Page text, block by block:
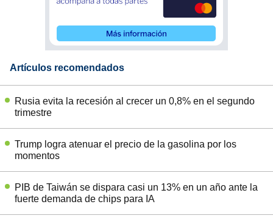
Artículos recomendados
Rusia evita la recesión al crecer un 0,8% en el segundo
trimestre
Trump logra atenuar el precio de la gasolina por los
momentos
PIB de Taiwán se dispara casi un 13% en un año ante la
fuerte demanda de chips para IA